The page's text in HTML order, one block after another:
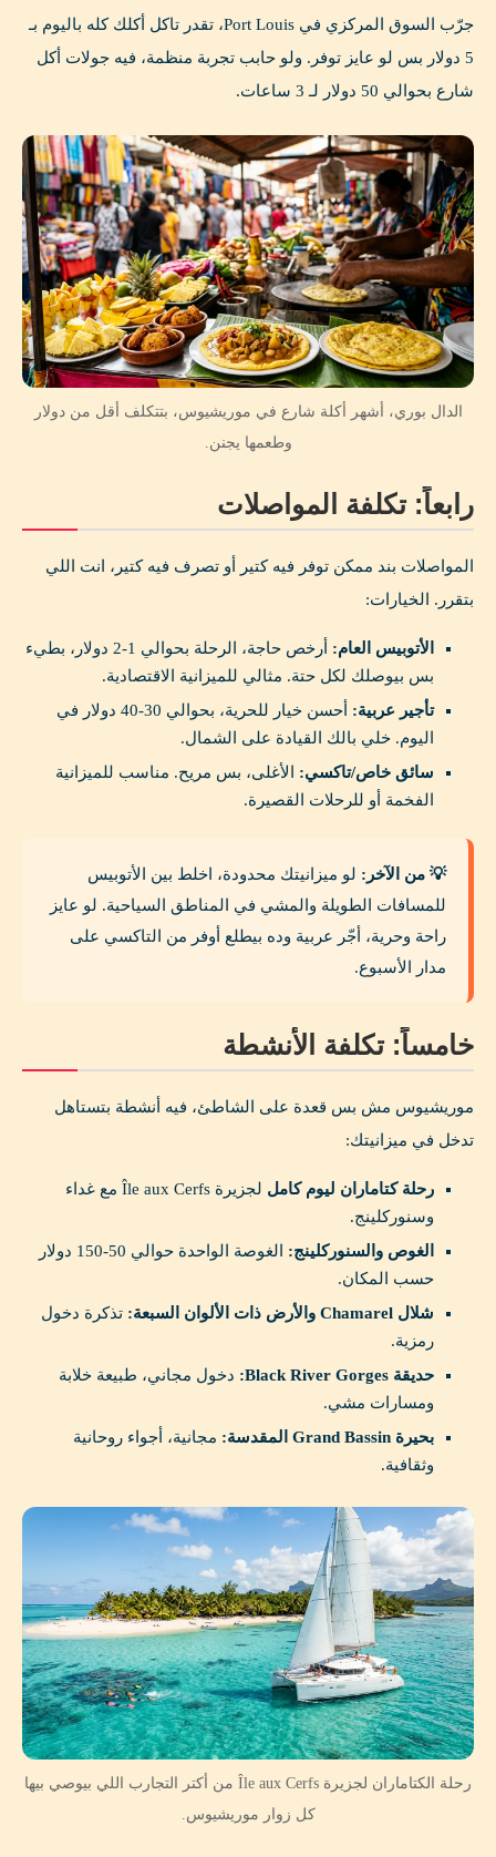
جرّب السوق المركزي في Port Louis، تقدر تاكل أكلك كله باليوم بـ
5 دولار بس لو عايز توفر. ولو حابب تجربة منظمة، فيه جولات أكل
شارع بحوالي 50 دولار لـ 3 ساعات.
الدال بوري، أشهر أكلة شارع في موريشيوس، بتتكلف أقل من دولار
وطعمها يجنن.
رابعاً: تكلفة المواصلات
المواصلات بند ممكن توفر فيه كتير أو تصرف فيه كتير، انت اللي
بتقرر. الخيارات:
الأتوبيس العام:
أرخص حاجة، الرحلة بحوالي 1-2 دولار، بطيء
بس بيوصلك لكل حتة. مثالي للميزانية الاقتصادية.
تأجير عربية:
أحسن خيار للحرية، بحوالي 30-40 دولار في
اليوم. خلي بالك القيادة على الشمال.
سائق خاص/تاكسي: الأغلى، بس مريح. مناسب للميزانية
الفخمة أو للرحلات القصيرة.
💡 من الآخر: لو ميزانيتك محدودة، اخلط بين الأتوبيس
للمسافات الطويلة والمشي في المناطق السياحية. لو عايز
راحة وحرية، أجّر عربية وده بيطلع أوفر من التاكسي على
مدار الأسبوع.
خامساً: تكلفة الأنشطة
موريشيوس مش بس قعدة على الشاطئ، فيه أنشطة بتستاهل
تدخل في ميزانيتك:
رحلة كتاماران ليوم كامل
لجزيرة Île aux Cerfs مع غداء
وسنوركلينج.
الغوص والسنوركلينج:
الغوصة الواحدة حوالي 50-150 دولار
حسب المكان.
شلال Chamarel والأرض ذات الألوان السبعة:
تذكرة دخول
رمزية.
حديقة Black River Gorges:
دخول مجاني، طبيعة خلابة
ومسارات مشي.
بحيرة Grand Bassin المقدسة:
مجانية، أجواء روحانية
وثقافية.
رحلة الكتاماران لجزيرة Île aux Cerfs من أكتر التجارب اللي بيوصي بيها
كل زوار موريشيوس.